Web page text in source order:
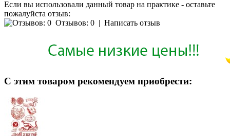
Если вы использовали данный товар на практике - оставьте
пожалуйста отзыв:
Отзывов: 0 | Написать отзыв
С этим товаром рекомендуем приобрести: